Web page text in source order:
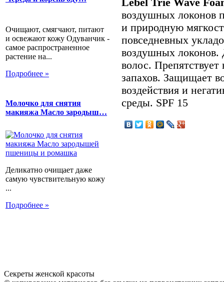
Очищают, смягчают, питают
и освежают кожу Одуванчик -
самое распространенное
растение на...
Подробнее »
Молочко для снятия
макияжа Масло зародыш…
Деликатно очищает даже
самую чувствительную кожу
...
Подробнее »
Lebel Trie Wave
воздушных локонов
и природную
повседневных
воздушных локонов.
волос.
запахов. Защищает
воздействия и
среды. SPF 15
Секреты женской красоты